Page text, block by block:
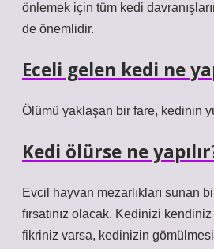
önlemek için tüm kedi
de önemlidir.
Eceli gelen kedi ne
Ölümü yaklaşan bir fare, kedinin
Kedi ölürse ne
Evcil hayvan mezarlıkları sunan
fırsatınız olacak. Kedinizi
fikriniz varsa, kedinizin